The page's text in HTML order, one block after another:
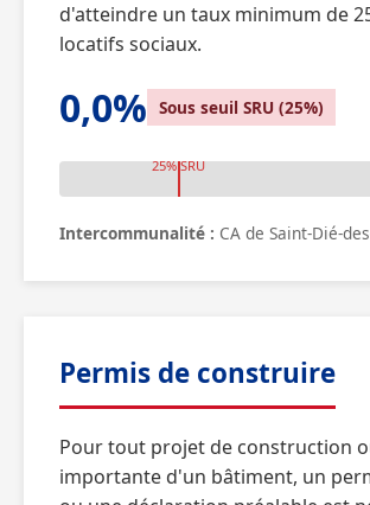
d'atteindre un taux minimum de
locatifs sociaux.
0,0% Sous seuil SRU (25%)
25% SRU
Intercommunalité : CA de Saint-Dié-
Permis de construire
Pour tout projet de construction
importante d'un bâtiment, un